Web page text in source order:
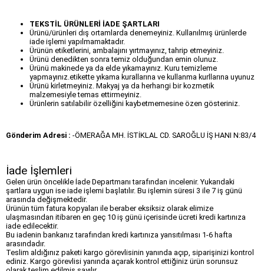
TEKSTİL ÜRÜNLERİ İADE ŞARTLARI
Ürünü/ürünleri dış ortamlarda denemeyiniz. Kullanılmış ürünlerde
iade işlemi yapılmamaktadır.
Ürünün etiketlerini, ambalajını yırtmayınız, tahrip etmeyiniz.
Ürünü denedikten sonra temiz olduğundan emin olunuz.
Ürünü makinede ya da elde yıkamayınız. Kuru temizleme
yapmayınız.etikette yıkama kurallarına ve kullanma kurllarına uyunuz
Ürünü kirletmeyiniz. Makyaj ya da herhangi bir kozmetik
malzemesiyle temas ettirmeyiniz.
Ürünlerin satılabilir özelliğini kaybetmemesine özen gösteriniz.
Gönderim Adresi : -ÖMERAĞA MH. İSTİKLAL CD. SAROĞLU İŞ HANI N:83/4
İade İşlemleri
Gelen ürün öncelikle İade Departmanı tarafından incelenir. Yukarıdaki
şartlara uygun ise iade işlemi başlatılır. Bu işlemin süresi 3 ile 7 iş günü
arasında değişmektedir.
Ürünün tüm fatura kopyaları ile beraber eksiksiz olarak elimize
ulaşmasından itibaren en geç 10 iş günü içerisinde ücreti kredi kartınıza
iade edilecektir.
Bu iadenin bankanız tarafından kredi kartınıza yansıtılması 1-6 hafta
arasındadır.
Teslim aldığınız paketi kargo görevlisinin yanında açıp, siparişinizi kontrol
ediniz. Kargo görevlisi yanında açarak kontrol ettiğiniz ürün sorunsuz